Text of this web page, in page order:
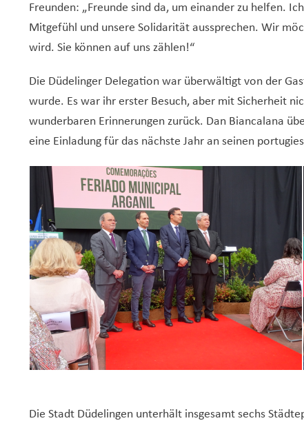
Freunden: „Freunde sind da, um einander zu helfen.
Mitgefühl und unsere Solidarität aussprechen. Wir
wird. Sie können auf uns zählen!“
Die Düdelinger Delegation war überwältigt von der
wurde. Es war ihr erster Besuch, aber mit Sicherheit
wunderbaren Erinnerungen zurück. Dan Biancalana
eine Einladung für das nächste Jahr an seinen
Die Stadt Düdelingen unterhält insgesamt sechs